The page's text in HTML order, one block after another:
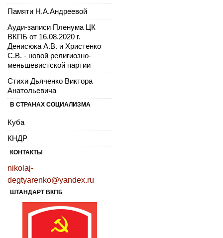
Памяти Н.А.Андреевой
Ауди-записи Пленума ЦК
ВКПБ от 16.08.2020 г.
Денисюка А.В. и Христенко
С.В. - новой религиозно-
меньшевистской партии
Стихи Дьяченко Виктора
Анатольевича
В СТРАНАХ СОЦИАЛИЗМА
Куба
КНДР
КОНТАКТЫ
nikolaj-
degtyarenko@yandex.ru
ШТАНДАРТ ВКПБ